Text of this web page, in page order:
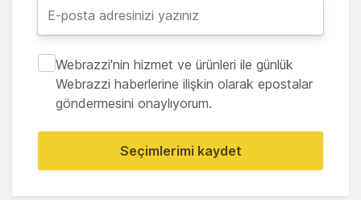
Webrazzi'nin hizmet ve ürünleri ile günlük
Webrazzi haberlerine ilişkin olarak epostalar
göndermesini onaylıyorum.
Seçimlerimi kaydet